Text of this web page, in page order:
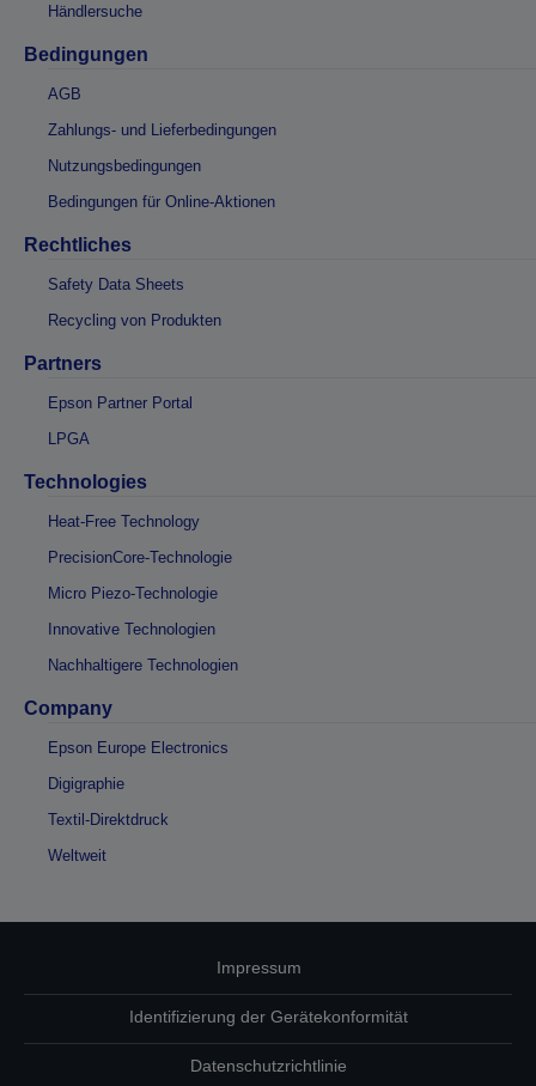
Händlersuche
Bedingungen
AGB
Zahlungs- und Lieferbedingungen
Nutzungsbedingungen
Bedingungen für Online-Aktionen
Rechtliches
Safety Data Sheets
Recycling von Produkten
Partners
Epson Partner Portal
LPGA
Technologies
Heat-Free Technology
PrecisionCore-Technologie
Micro Piezo-Technologie
Innovative Technologien
Nachhaltigere Technologien
Company
Epson Europe Electronics
Digigraphie
Textil-Direktdruck
Weltweit
Impressum
Identifizierung der Gerätekonformität
Datenschutzrichtlinie